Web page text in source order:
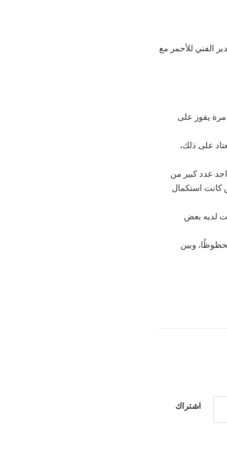
الفني للأحمر مع
مرة يفوز على
على ذلك،
عدد كبير من
كانت استكمال
لديه بعض
وبين
اشتراك